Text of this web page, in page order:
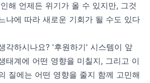
해 언제든 위기가 올 수 있지만, 그것
냐에 따라 새로운 기회가 될 수도 있다
각하시나요? '후원하기' 시스템이 앞
태계에 어떤 영향을 미칠지, 그리고 이
질에는 어떤 영향을 줄지 함께 고민해